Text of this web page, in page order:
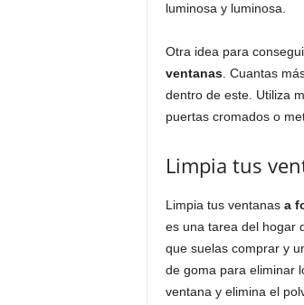
luminosa y luminosa.
Otra idea para
ventanas. Cuantas
dentro de este. Utiliza
puertas cromados o
Limpia tus
Limpia tus ventanas a
es una tarea del hogar
que suelas comprar y
de goma para eliminar
ventana y elimina el